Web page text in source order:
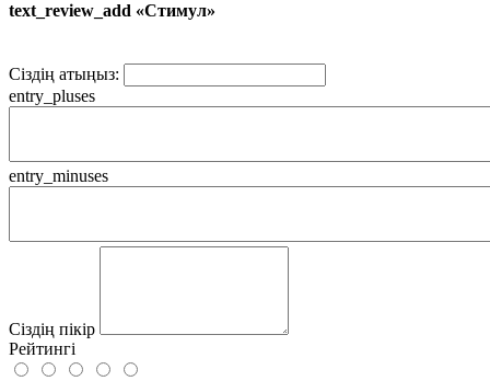
text_review_add «Стимул»
Сіздің атыңыз:
entry_pluses
entry_minuses
Сіздің пікір
Рейтингі